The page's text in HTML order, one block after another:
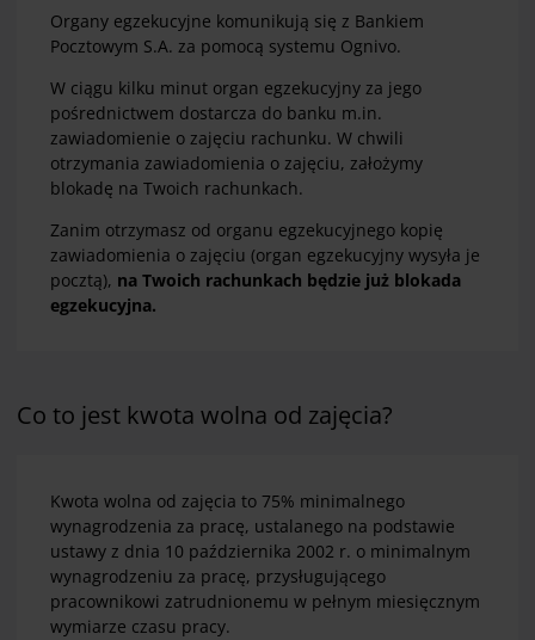
Organy egzekucyjne komunikują się z Bankiem
Pocztowym S.A. za pomocą systemu Ognivo.
W ciągu kilku minut organ egzekucyjny za jego
pośrednictwem dostarcza do banku m.in.
zawiadomienie o zajęciu rachunku. W chwili
otrzymania zawiadomienia o zajęciu, założymy
blokadę na Twoich rachunkach.
Zanim otrzymasz od organu egzekucyjnego kopię
zawiadomienia o zajęciu (organ egzekucyjny wysyła je
pocztą), na Twoich rachunkach będzie już blokada
egzekucyjna.
Co to jest kwota wolna od zajęcia?
Kwota wolna od zajęcia to 75% minimalnego
wynagrodzenia za pracę, ustalanego na podstawie
ustawy z dnia 10 października 2002 r. o minimalnym
wynagrodzeniu za pracę, przysługującego
pracownikowi zatrudnionemu w pełnym miesięcznym
wymiarze czasu pracy.